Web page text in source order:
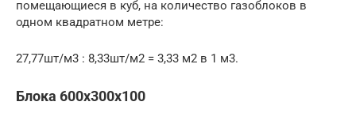
помещающиеся в куб, на количество газоблоков в
одном квадратном метре:
27,77шт/м3 : 8,33шт/м2 = 3,33 м2 в 1 м3.
Блока 600х300х100